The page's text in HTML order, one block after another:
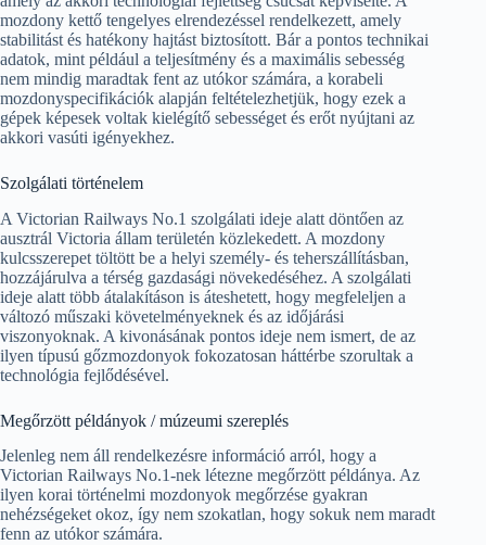
mozdony kettő tengelyes elrendezéssel rendelkezett, amely
stabilitást és hatékony hajtást biztosított. Bár a pontos technikai
adatok, mint például a teljesítmény és a maximális sebesség
nem mindig maradtak fent az utókor számára, a korabeli
mozdonyspecifikációk alapján feltételezhetjük, hogy ezek a
gépek képesek voltak kielégítő sebességet és erőt nyújtani az
akkori vasúti igényekhez.
Szolgálati történelem
A Victorian Railways No.1 szolgálati ideje alatt döntően az
ausztrál Victoria állam területén közlekedett. A mozdony
kulcsszerepet töltött be a helyi személy- és teherszállításban,
hozzájárulva a térség gazdasági növekedéséhez. A szolgálati
ideje alatt több átalakításon is áteshetett, hogy megfeleljen a
változó műszaki követelményeknek és az időjárási
viszonyoknak. A kivonásának pontos ideje nem ismert, de az
ilyen típusú gőzmozdonyok fokozatosan háttérbe szorultak a
technológia fejlődésével.
Megőrzött példányok / múzeumi szereplés
Jelenleg nem áll rendelkezésre információ arról, hogy a
Victorian Railways No.1-nek létezne megőrzött példánya. Az
ilyen korai történelmi mozdonyok megőrzése gyakran
nehézségeket okoz, így nem szokatlan, hogy sokuk nem maradt
fenn az utókor számára.